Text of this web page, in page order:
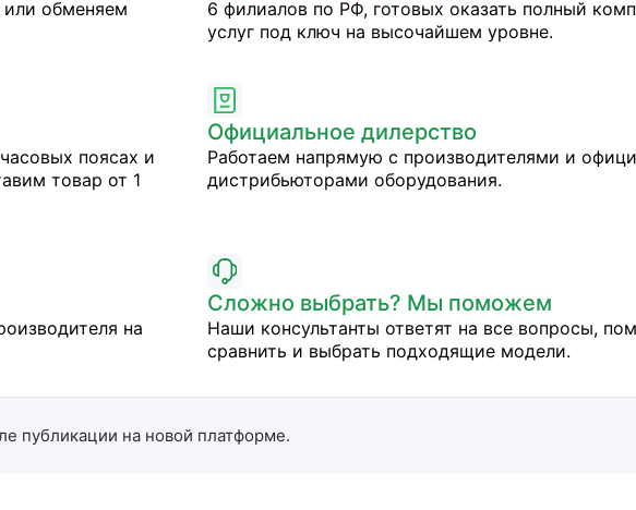
или обменяем
6 филиалов по РФ, готовых оказать полный
услуг под ключ на высочайшем уровне.
поясах и
товар от 1
Официальное дилерство
Работаем напрямую с производителями и
дистрибьюторами оборудования.
на
Сложно выбрать? Мы поможем
Наши консультанты ответят на все вопросы,
сравнить и выбрать подходящие модели.
публикации на новой платформе.